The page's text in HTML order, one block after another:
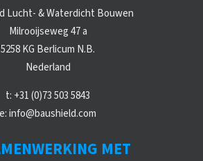
Lucht- & Waterdicht Bouwen
Milrooijseweg 47 a
5258 KG Berlicum N.B.
Nederland
t: +31 (0)73 503 5843
e:info@baushield.com
MET